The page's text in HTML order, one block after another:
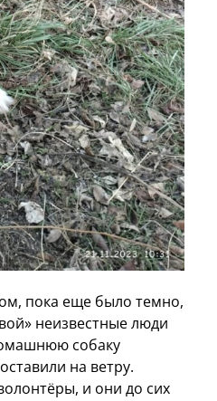
пока еще было темно,
неизвестные люди
собаку
на ветру.
и они до сих